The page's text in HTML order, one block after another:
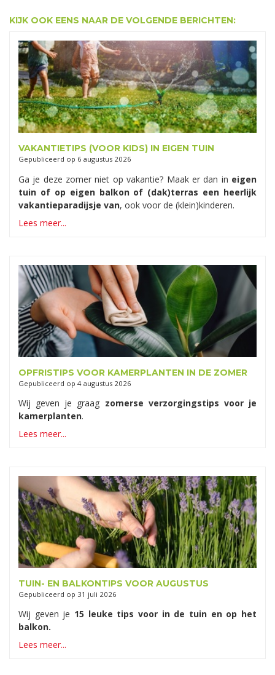
KIJK OOK EENS NAAR DE VOLGENDE BERICHTEN:
VAKANTIETIPS (VOOR KIDS) IN EIGEN TUIN
Gepubliceerd op 6 augustus 2026
Ga je deze zomer niet op vakantie? Maak er dan in eigen
tuin of op eigen balkon of (dak)terras een heerlijk
vakantieparadijsje van, ook voor de (klein)kinderen.
Lees meer...
OPFRISTIPS VOOR KAMERPLANTEN IN DE ZOMER
Gepubliceerd op 4 augustus 2026
Wij geven je graag zomerse verzorgingstips voor je
kamerplanten.
Lees meer...
TUIN- EN BALKONTIPS VOOR AUGUSTUS
Gepubliceerd op 31 juli 2026
Wij geven je 15 leuke tips voor in de tuin en op het
balkon.
Lees meer...